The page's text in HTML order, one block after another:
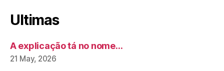
Ultimas
A explicação tá no nome…
21 May, 2026